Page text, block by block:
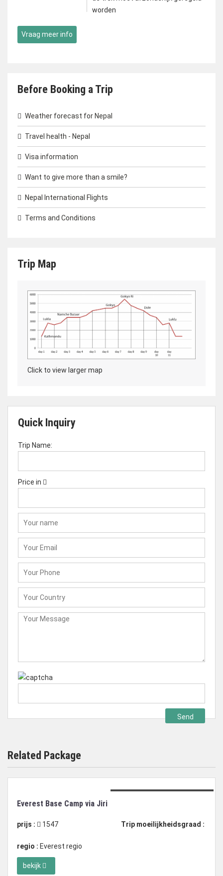
worden
Vraag meer info
Before Booking a Trip
Weather forecast for Nepal
Travel health - Nepal
Visa information
Want to give more than a smile?
Nepal International Flights
Terms and Conditions
Trip Map
Click to view larger map
Quick Inquiry
Trip Name:
Price in
Related Package
Everest Base Camp via Jiri
prijs : 1547 Trip moeilijkheidsgraad :
regio : Everest regio
bekijk